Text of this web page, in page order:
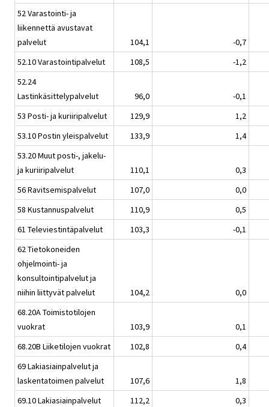
52 Varastointi- ja
liikennettä avustavat
palvelut
104,1
-0,7
52.10 Varastointipalvelut
108,5
-1,2
52.24
Lastinkäsittelypalvelut
96,0
-0,1
53 Posti- ja kuriiripalvelut
129,9
1,2
53.10 Postin yleispalvelut
133,9
1,4
53.20 Muut posti-, jakelu-
ja kuriiripalvelut
110,1
0,3
56 Ravitsemispalvelut
107,0
0,0
58 Kustannuspalvelut
110,9
0,5
61 Televiestintäpalvelut
103,3
-0,1
62 Tietokoneiden
ohjelmointi- ja
konsultointipalvelut ja
niihin liittyvät palvelut
104,2
0,0
68.20A Toimistotilojen
vuokrat
103,9
0,1
68.20B Liiketilojen vuokrat
102,8
0,4
69 Lakiasiainpalvelut ja
laskentatoimen palvelut
107,6
1,8
69.10 Lakiasiainpalvelut
112,2
0,3